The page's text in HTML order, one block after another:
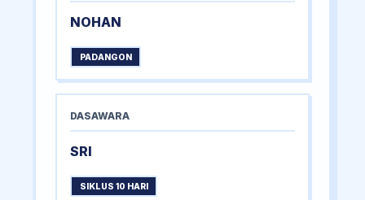
NOHAN
PADANGON
DASAWARA
SRI
SIKLUS 10 HARI